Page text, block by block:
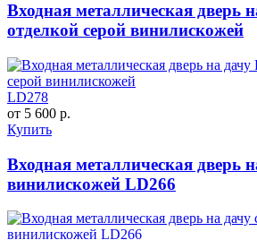
Входная металлическая дверь
отделкой серой винилискожей
LD278
от 5 600 р.
Купить
Входная металлическая дверь
винилискожей LD266